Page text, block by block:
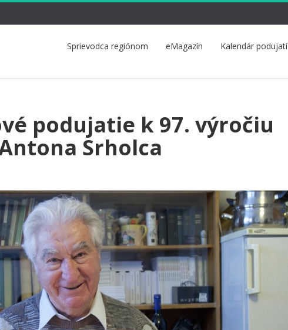
Sprievodca regiónom eMagazín Kalendár podujatí
podujatie k 97. výročiu
Srholca